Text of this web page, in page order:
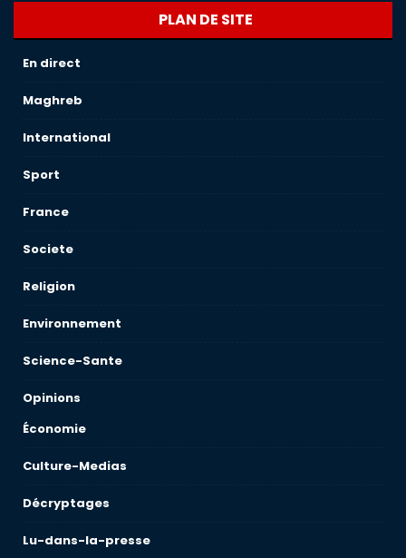
PLAN DE SITE
En direct
Maghreb
International
Sport
France
Societe
Religion
Environnement
Science-Sante
Opinions
Économie
Culture-Medias
Décryptages
Lu-dans-la-presse